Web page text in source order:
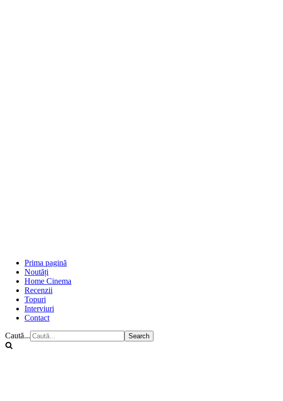
Prima pagină
Noutăți
Home Cinema
Recenzii
Topuri
Interviuri
Contact
Caută...